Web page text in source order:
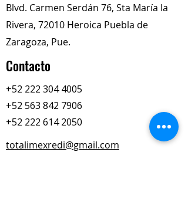
posible reducir los costos de
mantenimiento. Contiene
disulfuro de molibdeno.
Blvd. Carmen Serdán 76, Sta María la
Rivera, 72010 Heroica Puebla de
Zaragoza, Pue.
Contacto
+52 222 304 4005
+52 563 842 7906
+52 222 614 2050
totalimexredi@gmail.com